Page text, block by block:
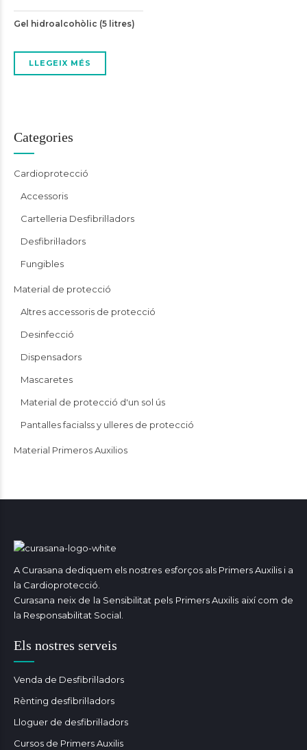
Gel hidroalcohòlic (5 litres)
LLEGEIX MÉS
Categories
Cardioprotecció
Accessoris
Cartelleria Desfibril·ladors
Desfibril·ladors
Fungibles
Material de protecció
Altres accessoris de protecció
Desinfecció
Dispensadors
Mascaretes
Material de protecció d'un sol ús
Pantalles facialss y ulleres de protecció
Material Primeros Auxilios
A Curasana dediquem els nostres esforços als Primers Auxilis i a
la Cardioprotecció.
Curasana neix de la Sensibilitat pels Primers Auxilis així com de
la Responsabilitat Social.
Els nostres serveis
Venda de Desfibril·ladors
Rènting desfibril·ladors
Lloguer de desfibril·ladors
Cursos de Primers Auxilis